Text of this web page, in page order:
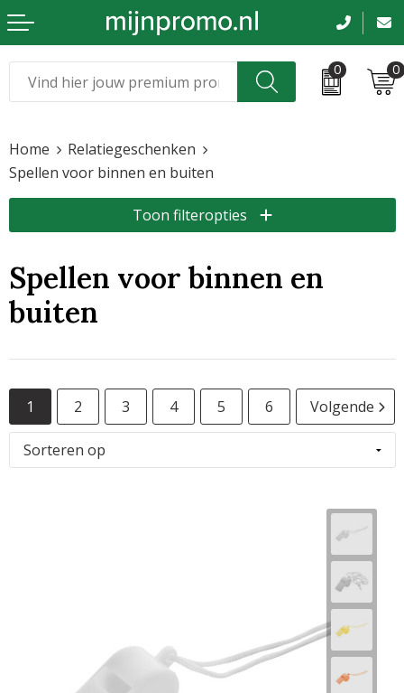
0 0
Kleding & caps
Sportkleding
Tassen en reizen
Horeca
Sinterklaas
Voetbal, EK en WK
Home
Relatiegeschenken
Spellen voor binnen en buiten
Toon filteropties
Spellen voor binnen en
buiten
1 2 3 4 5 6 Volgende